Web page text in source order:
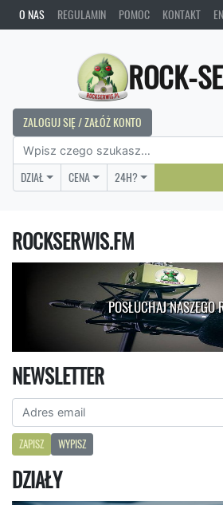
O NAS REGULAMIN POMOC KONTAKT EN
ROCK-
ZALOGUJ SIĘ / ZAŁÓŻ KONTO
DZIAŁ CENA 24H?
ROCKSERWIS.FM
POSŁUCHAJ NASZEGO
NEWSLETTER
ZAPISZ WYPISZ
DZIAŁY